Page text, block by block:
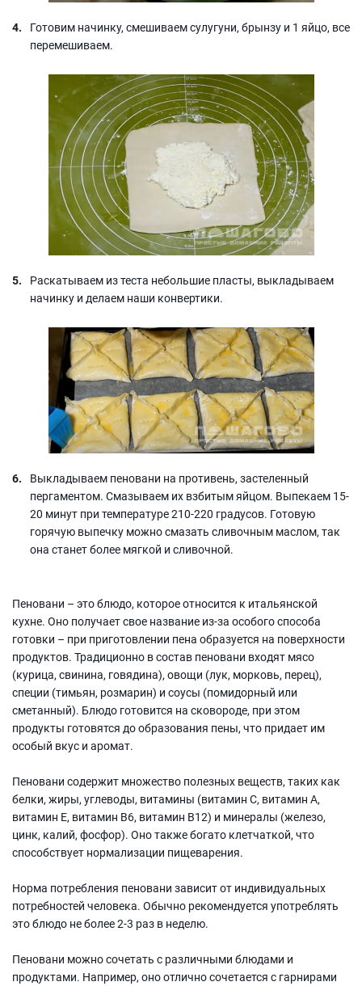
Готовим начинку, смешиваем сулугуни, брынзу и 1 яйцо, все
перемешиваем.
Раскатываем из теста небольшие пласты, выкладываем
начинку и делаем наши конвертики.
Выкладываем пеновани на противень, застеленный
пергаментом. Смазываем их взбитым яйцом. Выпекаем 15-
20 минут при температуре 210-220 градусов. Готовую
горячую выпечку можно смазать сливочным маслом, так
она станет более мягкой и сливочной.
Пеновани – это блюдо, которое относится к итальянской
кухне. Оно получает свое название из-за особого способа
готовки – при приготовлении пена образуется на поверхности
продуктов. Традиционно в состав пеновани входят мясо
(курица, свинина, говядина), овощи (лук, морковь, перец),
специи (тимьян, розмарин) и соусы (помидорный или
сметанный). Блюдо готовится на сковороде, при этом
продукты готовятся до образования пены, что придает им
особый вкус и аромат.
Пеновани содержит множество полезных веществ, таких как
белки, жиры, углеводы, витамины (витамин С, витамин А,
витамин Е, витамин В6, витамин В12) и минералы (железо,
цинк, калий, фосфор). Оно также богато клетчаткой, что
способствует нормализации пищеварения.
Норма потребления пеновани зависит от индивидуальных
потребностей человека. Обычно рекомендуется употреблять
это блюдо не более 2-3 раз в неделю.
Пеновани можно сочетать с различными блюдами и
продуктами. Например, оно отлично сочетается с гарнирами